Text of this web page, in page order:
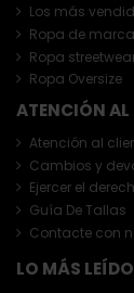
Los más
Ropa de
Ropa
Ropa Oversize
ATENCIÓN AL
Atención al
Cambios y
Ejercer el
Guía De Tallas
Contacte con
LO MÁS